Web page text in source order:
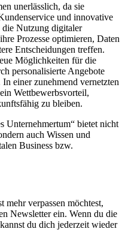
unerlässlich, da sie
und innovative
Nutzung digitaler
Prozesse optimieren, Daten
Entscheidungen treffen.
Möglichkeiten für die
personalisierte Angebote
einer zunehmend vernetzten
Wettbewerbsvorteil,
zu bleiben.
Unternehmertum“ bietet nicht
auch Wissen und
Business bzw.
mehr verpassen möchtest,
Newsletter ein. Wenn du die
du dich jederzeit wieder